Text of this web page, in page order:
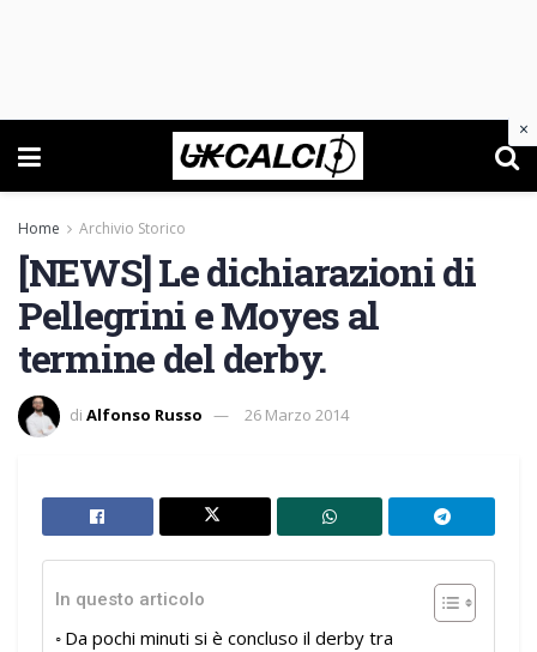
Home Archivio Storico
[NEWS] Le dichiarazioni di
Pellegrini e Moyes al
termine del derby.
di Alfonso Russo 26 Marzo 2014
In questo articolo
Da pochi minuti si è concluso il derby tra
×